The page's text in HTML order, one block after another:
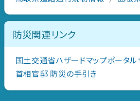
防災関連リンク
国土交通省ハザードマップポータル
首相官邸 防災の手引き